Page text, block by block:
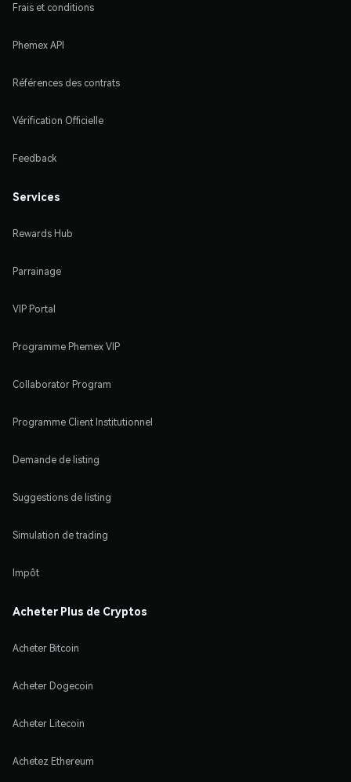
Frais et conditions
Phemex API
Références des contrats
Vérification Officielle
Feedback
Services
Rewards Hub
Parrainage
VIP Portal
Programme Phemex VIP
Collaborator Program
Programme Client Institutionnel
Demande de listing
Suggestions de listing
Simulation de trading
Impôt
Acheter Plus de Cryptos
Acheter Bitcoin
Acheter Dogecoin
Acheter Litecoin
Achetez Ethereum